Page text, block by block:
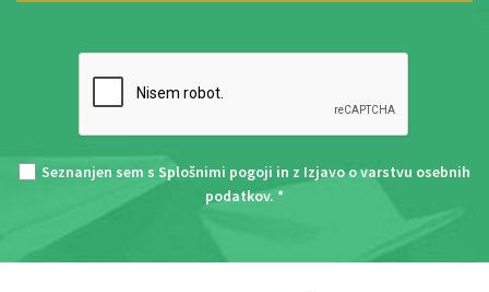
Seznanjen sem s Splošnimi pogoji in z Izjavo o varstvu osebnih
podatkov. *